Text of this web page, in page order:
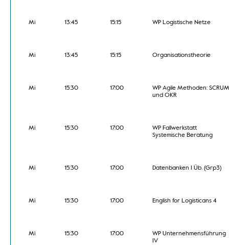
Mi 13:45 15:15 WP Logistische Netze
Mi 13:45 15:15 Organisationstheorie
Mi 15:30 17:00
WP Agile Methoden: SCRUM
und OKR
Mi 15:30 17:00
WP Fallwerkstatt
Systemische Beratung
Mi 15:30 17:00 Datenbanken I Üb. (Grp3)
Mi 15:30 17:00 English for Logisticans 4
Mi 15:30 17:00
WP Unternehmensführung
IV